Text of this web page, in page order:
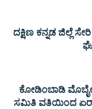
ದಕ್ಷಿಣ ಕನ್ನಡ ಜಿಲ್ಲೆ
ಕೋಡಿಂಬಾಡಿ
ಸಮಿತಿ ವತಿಯಿಂದ ಏರ್